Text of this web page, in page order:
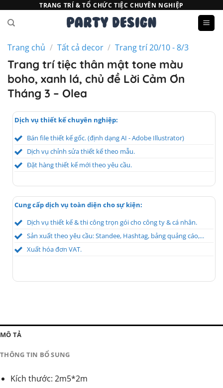
qua
dung
TRANG TRÍ & TỔ CHỨC TIỆC CHUYÊN NGHIỆP
Trang chủ / Tất cả decor / Trang trí 20/10 - 8/3
Trang trí tiệc thân mật tone màu
boho, xanh lá, chủ đề Lời Cảm Ơn
Tháng 3 – Olea
Dịch vụ thiết kế chuyên nghiệp:
Bán file thiết kế gốc. (định dạng AI - Adobe Illustrator)
Dịch vụ chỉnh sửa thiết kế theo mẫu.
Đặt hàng thiết kế mới theo yêu cầu.
Cung cấp dịch vụ toàn diện cho sự kiện:
Dịch vụ thiết kế & thi công trọn gói cho công ty & cá nhân.
Sản xuất theo yêu cầu: Standee, Hashtag, bảng quảng cáo,...
Xuất hóa đơn VAT.
MÔ TẢ
THÔNG TIN BỔ SUNG
Kích thước: 2m5*2m